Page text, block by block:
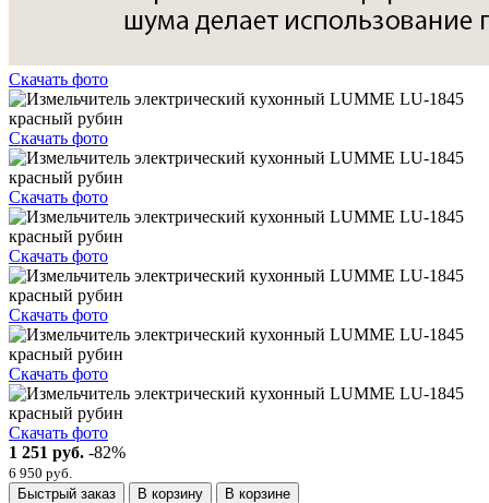
Скачать фото
Скачать фото
Скачать фото
Скачать фото
Скачать фото
Скачать фото
Скачать фото
1 251 руб. -82%
6 950 руб.
Быстрый заказ
В корзину В корзине